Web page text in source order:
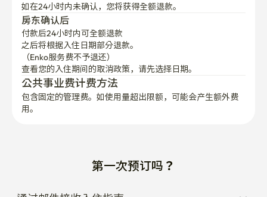
如在24小时内未确认，您将获得全额退款。
房东确认后
付款后24小时内可全额退款
之后将根据入住日期部分退款。
（Enko服务费不予退还）
查看您的入住期间的取消政策，请先选择日期。
公共事业费计费方法
包含固定的管理费。如使用量超出限额，可能会产生额外费
用。
第一次预订吗？